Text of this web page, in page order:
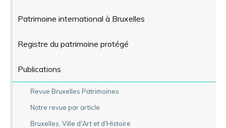
Patrimoine international à Bruxelles
Registre du patrimoine protégé
Publications
Revue Bruxelles Patrimoines
Notre revue par article
Bruxelles, Ville d'Art et d'Histoire